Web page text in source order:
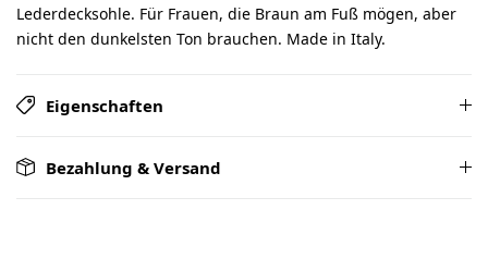
Lederdecksohle. Für Frauen, die Braun am Fuß mögen, aber
nicht den dunkelsten Ton brauchen. Made in Italy.
Eigenschaften
Bezahlung & Versand